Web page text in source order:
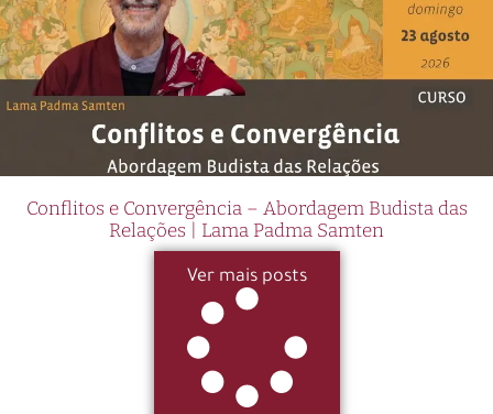
Conflitos e Convergência – Abordagem Budista das
Relações | Lama Padma Samten
Ver mais posts